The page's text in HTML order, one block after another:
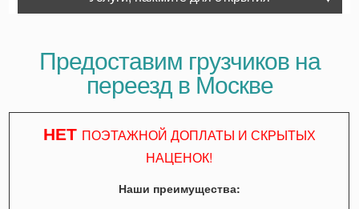
Предоставим грузчиков на
переезд в Москве
НЕТ ПОЭТАЖНОЙ ДОПЛАТЫ И СКРЫТЫХ
НАЦЕНОК!
Наши преимущества: